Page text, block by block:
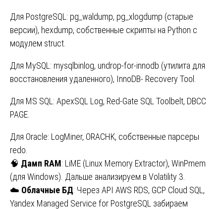
Для PostgreSQL: pg_waldump, pg_xlogdump (старые
версии), hexdump, собственные скрипты на Python с
модулем struct.
Для MySQL: mysqlbinlog, undrop-for-innodb (утилита для
восстановления удаленного), InnoDB- Recovery Tool.
Для MS SQL: ApexSQL Log, Red-Gate SQL Toolbelt, DBCC
PAGE.
Для Oracle: LogMiner, ORACHK, собственные парсеры
redo.
🧠 Дамп RAM: LiME (Linux Memory Extractor), WinPmem
(для Windows). Дальше анализируем в Volatility 3.
☁️ Облачные БД: Через API AWS RDS, GCP Cloud SQL,
Yandex Managed Service for PostgreSQL забираем